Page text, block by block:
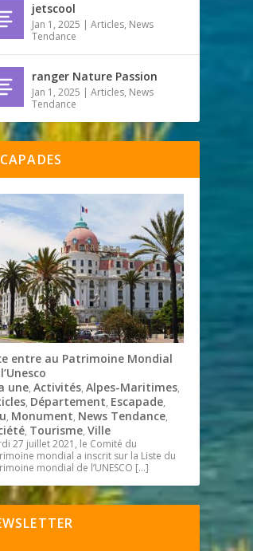
jetscool
Jan 1, 2025 |Articles, News
Tendance
ranger Nature Passion
Jan 1, 2025 |Articles, News
Tendance
entre au Patrimoine Mondial
une,Activités,Alpes-Maritimes,
, Département, Escapade,
, Monument, News Tendance,
, Tourisme,Ville
27 juillet 2021, le Comité du
mondial a inscrit sur la Liste du
mondial de l’UNESCO […]